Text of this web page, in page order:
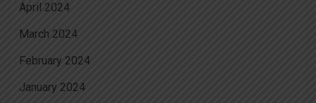
April 2024
March 2024
February 2024
January 2024